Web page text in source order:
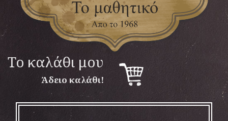
To καλάθι μου
Άδειο καλάθι!